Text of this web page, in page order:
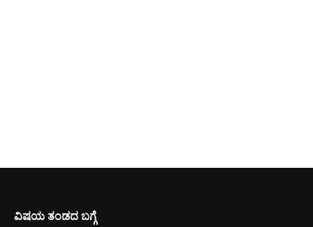
ವಿಷಯ ತಂಡದ ಬಗ್ಗೆ